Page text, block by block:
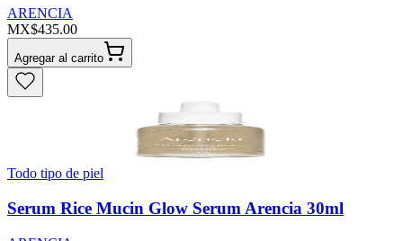
ARENCIA
MX$435.00
Agregar al carrito
Todo tipo de piel
Serum Rice Mucin Glow Serum Arencia 30ml